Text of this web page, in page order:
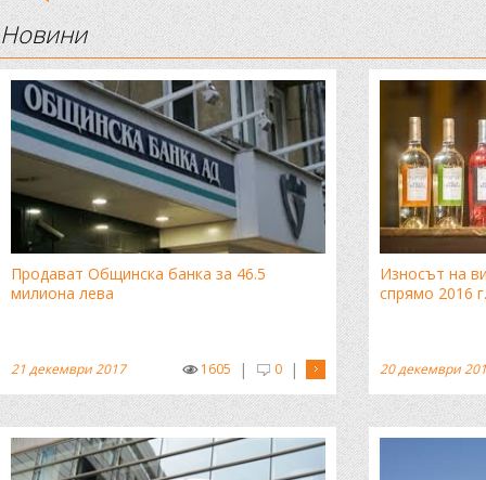
Новини
Продават Общинска банка за 46.5
милиона лева
|
0
|
1605
21 декември 2017
Износът на
спрямо 2016 г.
20 декември